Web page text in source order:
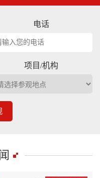
电话
项目/机构